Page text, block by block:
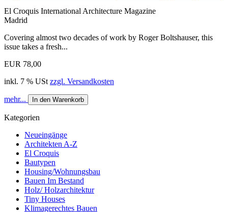
El Croquis International Architecture Magazine
Madrid
Covering almost two decades of work by Roger Boltshauser, this
issue takes a fresh...
EUR 78,00
inkl. 7 % USt zzgl. Versandkosten
mehr... In den Warenkorb
Kategorien
Neueingänge
Architekten A-Z
El Croquis
Bautypen
Housing/Wohnungsbau
Bauen Im Bestand
Holz/ Holzarchitektur
Tiny Houses
Klimagerechtes Bauen